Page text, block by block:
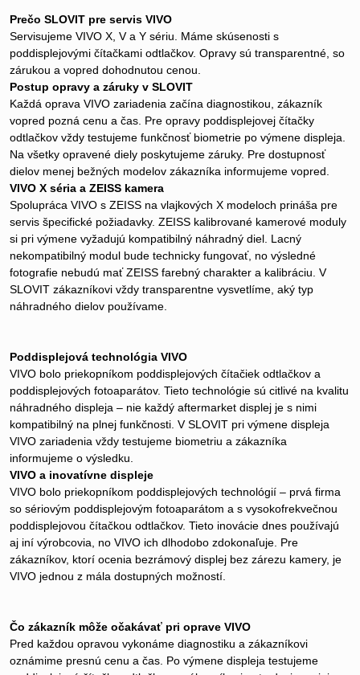
Prečo SLOVIT pre servis VIVO
Servisujeme VIVO X, V a Y sériu. Máme skúsenosti s
poddisplejovými čítačkami odtlačkov. Opravy sú transparentné, so
zárukou a vopred dohodnutou cenou.
Postup opravy a záruky v SLOVIT
Každá oprava VIVO zariadenia začína diagnostikou, zákazník
vopred pozná cenu a čas. Pre opravy poddisplejovej čítačky
odtlačkov vždy testujeme funkčnosť biometrie po výmene displeja.
Na všetky opravené diely poskytujeme záruky. Pre dostupnosť
dielov menej bežných modelov zákazníka informujeme vopred.
VIVO X séria a ZEISS kamera
Spolupráca VIVO s ZEISS na vlajkových X modeloch prináša pre
servis špecifické požiadavky. ZEISS kalibrované kamerové moduly
si pri výmene vyžadujú kompatibilný náhradný diel. Lacný
nekompatibilný modul bude technicky fungovať, no výsledné
fotografie nebudú mať ZEISS farebný charakter a kalibráciu. V
SLOVIT zákazníkovi vždy transparentne vysvetlíme, aký typ
náhradného dielov používame.
Poddisplejová technológia VIVO
VIVO bolo priekopníkom poddisplejových čítačiek odtlačkov a
poddisplejových fotoaparátov. Tieto technológie sú citlivé na kvalitu
náhradného displeja – nie každý aftermarket displej je s nimi
kompatibilný na plnej funkčnosti. V SLOVIT pri výmene displeja
VIVO zariadenia vždy testujeme biometriu a zákazníka
informujeme o výsledku.
VIVO a inovatívne displeje
VIVO bolo priekopníkom poddisplejových technológií – prvá firma
so sériovým poddisplejovým fotoaparátom a s vysokofrekvečnou
poddisplejovou čítačkou odtlačkov. Tieto inovácie dnes používajú
aj iní výrobcovia, no VIVO ich dlhodobo zdokonaľuje. Pre
zákazníkov, ktorí ocenia bezrámový displej bez zárezu kamery, je
VIVO jednou z mála dostupných možností.
Čo zákazník môže očakávať pri oprave VIVO
Pred každou opravou vykonáme diagnostiku a zákazníkovi
oznámime presnú cenu a čas. Po výmene displeja testujeme